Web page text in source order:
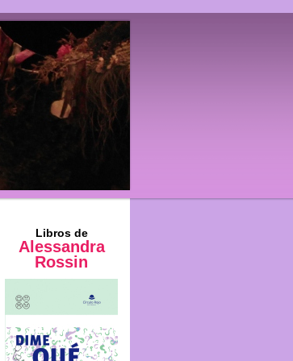
Libros de
Alessandra
Rossin